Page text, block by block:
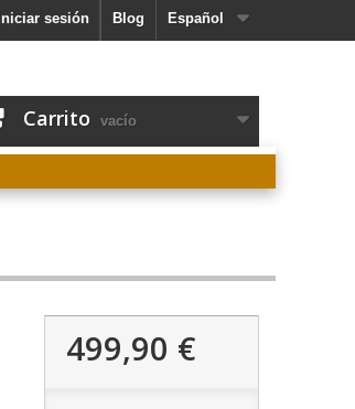
Español
Blog
Iniciar sesión
Carrito vacío
499,90 €